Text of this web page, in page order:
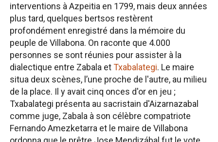
interventions à Azpeitia en 1799, mais deux années
plus tard, quelques bertsos restèrent
profondément enregistré dans la mémoire du
peuple de Villabona. On raconte que 4.000
personnes se sont réunies pour assister à la
dialectique entre Zabala etTxabalategi. Le maire
situa deux scènes, l’une proche de l'autre, au milieu
de la place. Il y avait cinq onces d'or en jeu ;
Txabalategi présenta au sacristain d'Aizarnazabal
comme juge, Zabala à son célèbre compatriote
Fernando Amezketarra et le maire de Villabona